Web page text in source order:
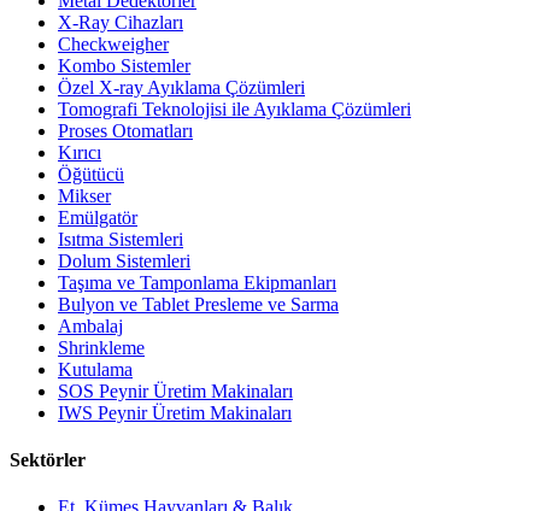
X-Ray Cihazları
Checkweigher
Kombo Sistemler
Özel X-ray Ayıklama Çözümleri
Tomografi Teknolojisi ile Ayıklama Çözümleri
Proses Otomatları
Kırıcı
Öğütücü
Mikser
Emülgatör
Isıtma Sistemleri
Dolum Sistemleri
Taşıma ve Tamponlama Ekipmanları
Bulyon ve Tablet Presleme ve Sarma
Ambalaj
Shrinkleme
Kutulama
SOS Peynir Üretim Makinaları
IWS Peynir Üretim Makinaları
Sektörler